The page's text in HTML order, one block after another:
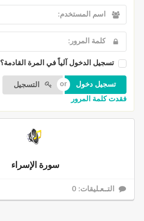
تسجيل الدخول آلياً في المرة القادمة؟
التسجيل
فقدت كلمة المرور
سورة الإسراء
التــعـليقات: 0